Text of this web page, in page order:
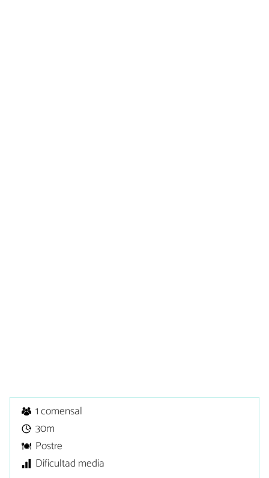
1 comensal
30m
Postre
Dificultad media